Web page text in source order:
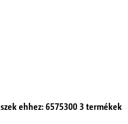
ehhez: 65753003 termékek